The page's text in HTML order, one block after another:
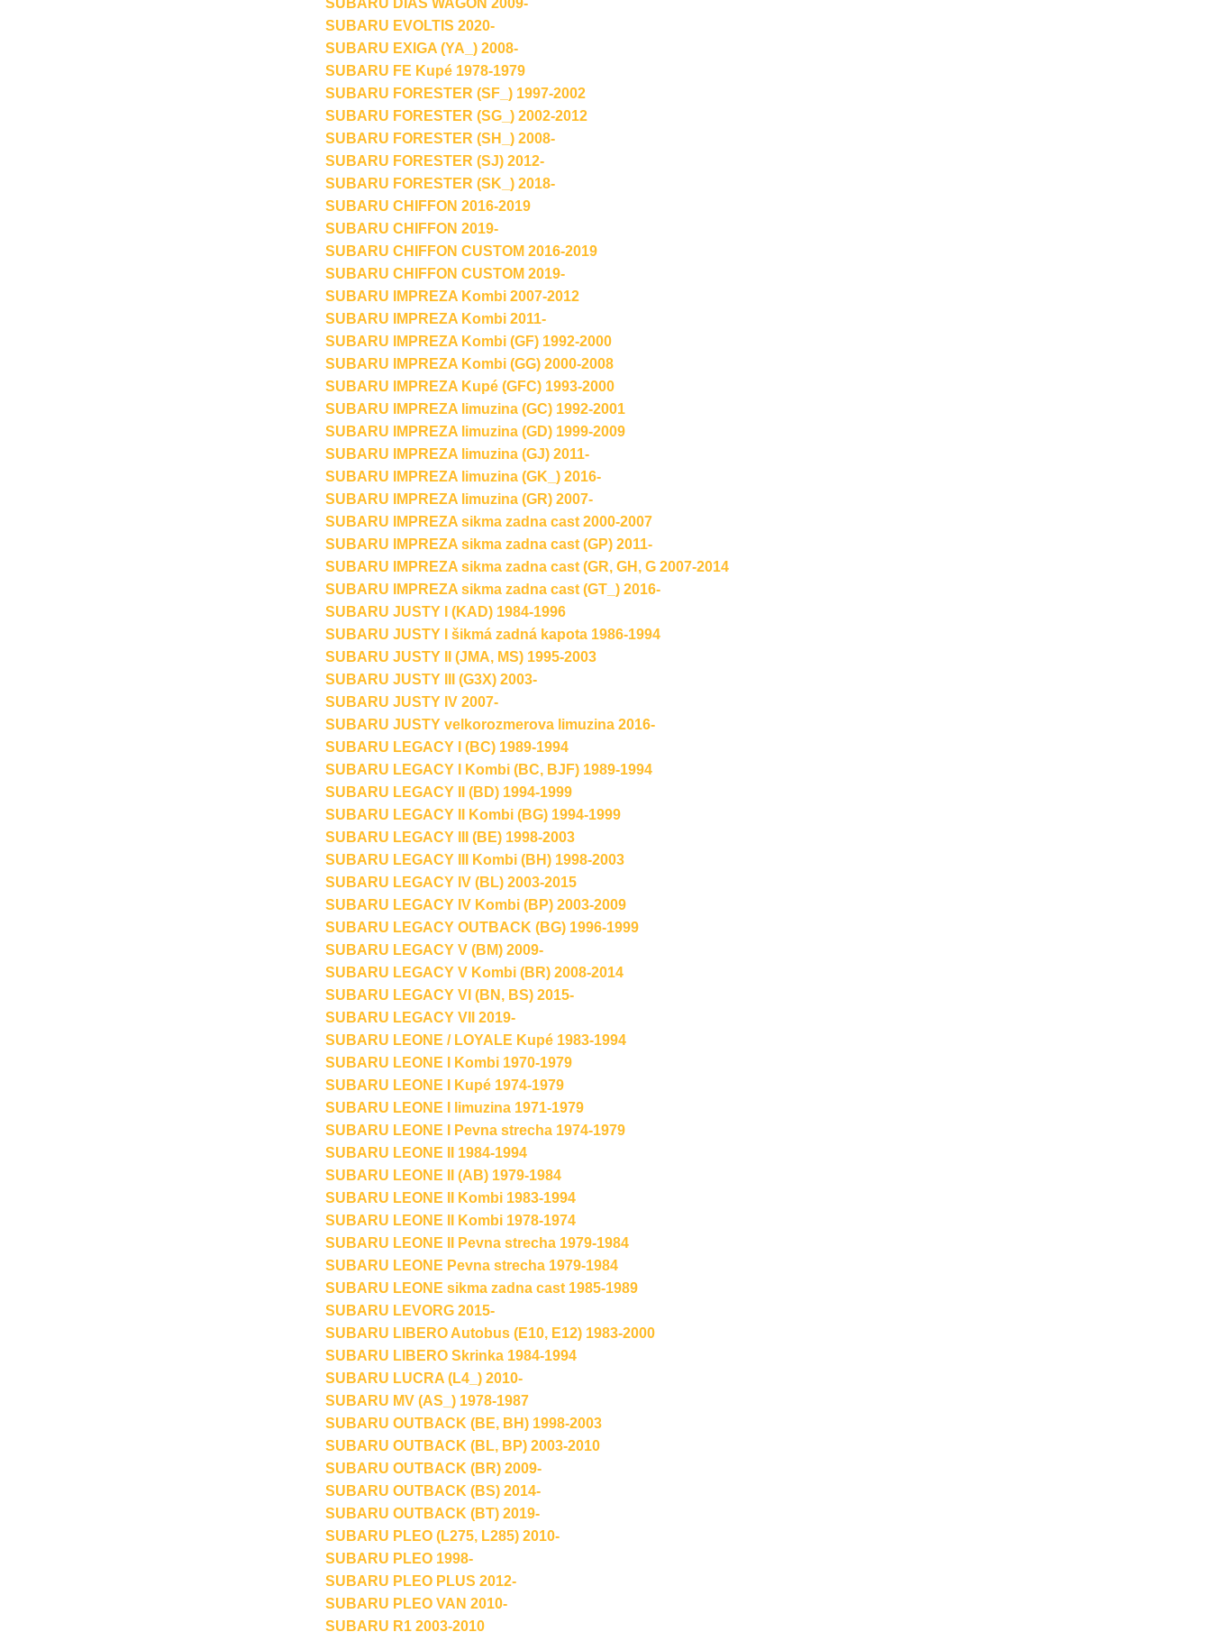
SUBARU DIAS WAGON 2009-
SUBARU EVOLTIS 2020-
SUBARU EXIGA (YA_) 2008-
SUBARU FE Kupé 1978-1979
SUBARU FORESTER (SF_) 1997-2002
SUBARU FORESTER (SG_) 2002-2012
SUBARU FORESTER (SH_) 2008-
SUBARU FORESTER (SJ) 2012-
SUBARU FORESTER (SK_) 2018-
SUBARU CHIFFON 2016-2019
SUBARU CHIFFON 2019-
SUBARU CHIFFON CUSTOM 2016-2019
SUBARU CHIFFON CUSTOM 2019-
SUBARU IMPREZA Kombi 2007-2012
SUBARU IMPREZA Kombi 2011-
SUBARU IMPREZA Kombi (GF) 1992-2000
SUBARU IMPREZA Kombi (GG) 2000-2008
SUBARU IMPREZA Kupé (GFC) 1993-2000
SUBARU IMPREZA limuzina (GC) 1992-2001
SUBARU IMPREZA limuzina (GD) 1999-2009
SUBARU IMPREZA limuzina (GJ) 2011-
SUBARU IMPREZA limuzina (GK_) 2016-
SUBARU IMPREZA limuzina (GR) 2007-
SUBARU IMPREZA sikma zadna cast 2000-2007
SUBARU IMPREZA sikma zadna cast (GP) 2011-
SUBARU IMPREZA sikma zadna cast (GR, GH, G 2007-2014
SUBARU IMPREZA sikma zadna cast (GT_) 2016-
SUBARU JUSTY I (KAD) 1984-1996
SUBARU JUSTY I šikmá zadná kapota 1986-1994
SUBARU JUSTY II (JMA, MS) 1995-2003
SUBARU JUSTY III (G3X) 2003-
SUBARU JUSTY IV 2007-
SUBARU JUSTY velkorozmerova limuzina 2016-
SUBARU LEGACY I (BC) 1989-1994
SUBARU LEGACY I Kombi (BC, BJF) 1989-1994
SUBARU LEGACY II (BD) 1994-1999
SUBARU LEGACY II Kombi (BG) 1994-1999
SUBARU LEGACY III (BE) 1998-2003
SUBARU LEGACY III Kombi (BH) 1998-2003
SUBARU LEGACY IV (BL) 2003-2015
SUBARU LEGACY IV Kombi (BP) 2003-2009
SUBARU LEGACY OUTBACK (BG) 1996-1999
SUBARU LEGACY V (BM) 2009-
SUBARU LEGACY V Kombi (BR) 2008-2014
SUBARU LEGACY VI (BN, BS) 2015-
SUBARU LEGACY VII 2019-
SUBARU LEONE / LOYALE Kupé 1983-1994
SUBARU LEONE I Kombi 1970-1979
SUBARU LEONE I Kupé 1974-1979
SUBARU LEONE I limuzina 1971-1979
SUBARU LEONE I Pevna strecha 1974-1979
SUBARU LEONE II 1984-1994
SUBARU LEONE II (AB) 1979-1984
SUBARU LEONE II Kombi 1983-1994
SUBARU LEONE II Kombi 1978-1974
SUBARU LEONE II Pevna strecha 1979-1984
SUBARU LEONE Pevna strecha 1979-1984
SUBARU LEONE sikma zadna cast 1985-1989
SUBARU LEVORG 2015-
SUBARU LIBERO Autobus (E10, E12) 1983-2000
SUBARU LIBERO Skrinka 1984-1994
SUBARU LUCRA (L4_) 2010-
SUBARU MV (AS_) 1978-1987
SUBARU OUTBACK (BE, BH) 1998-2003
SUBARU OUTBACK (BL, BP) 2003-2010
SUBARU OUTBACK (BR) 2009-
SUBARU OUTBACK (BS) 2014-
SUBARU OUTBACK (BT) 2019-
SUBARU PLEO (L275, L285) 2010-
SUBARU PLEO 1998-
SUBARU PLEO PLUS 2012-
SUBARU PLEO VAN 2010-
SUBARU R1 2003-2010